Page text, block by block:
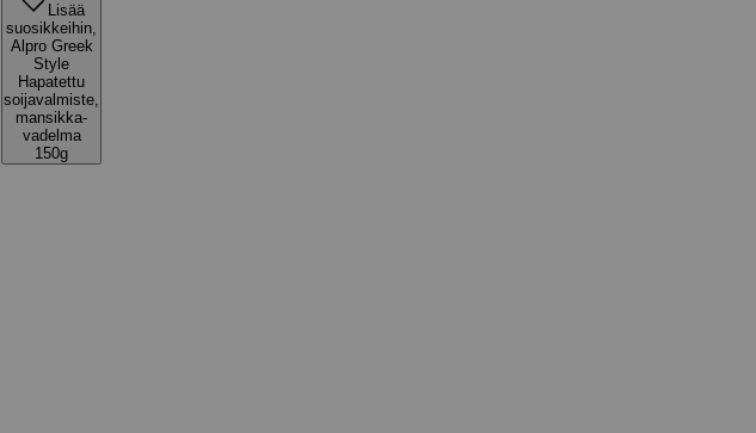
Lisää
suosikkeihin,
Alpro Greek
Style
Hapatettu
soijavalmiste,
mansikka-
vadelma
150g